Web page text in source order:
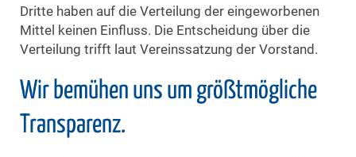
Dritte haben auf die Verteilung der eingeworbenen
Mittel keinen Einfluss. Die Entscheidung über die
Verteilung trifft laut Vereinssatzung der Vorstand.
Wir bemühen uns um größtmögliche
Transparenz.